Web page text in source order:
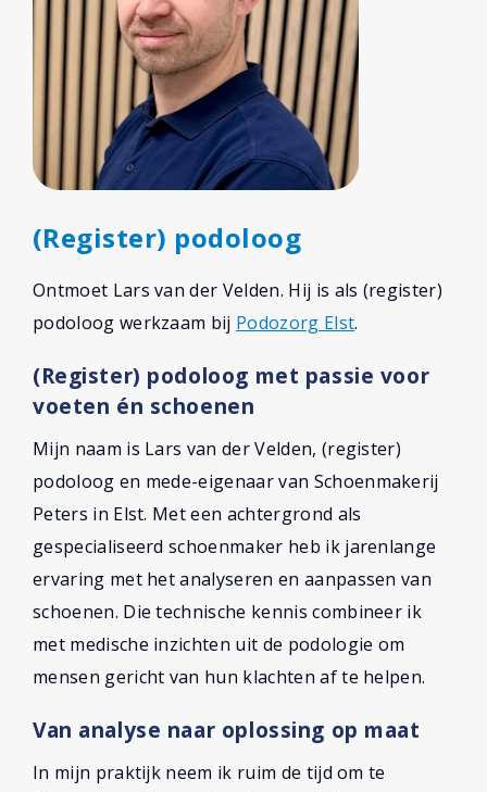
(Register) podoloog
Ontmoet Lars van der Velden. Hij is als (register)
podoloog werkzaam bij Podozorg Elst.
(Register) podoloog met passie voor
voeten én schoenen
Mijn naam is Lars van der Velden, (register)
podoloog en mede-eigenaar van Schoenmakerij
Peters in Elst. Met een achtergrond als
gespecialiseerd schoenmaker heb ik jarenlange
ervaring met het analyseren en aanpassen van
schoenen. Die technische kennis combineer ik
met medische inzichten uit de podologie om
mensen gericht van hun klachten af te helpen.
Van analyse naar oplossing op maat
In mijn praktijk neem ik ruim de tijd om te